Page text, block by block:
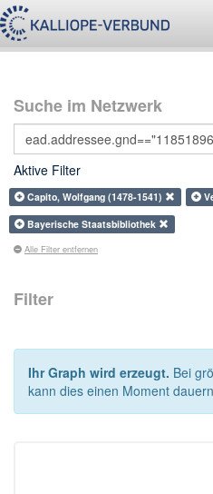
Suche im Netzwerk
Aktive Filter
Capito, Wolfgang (1478-1541)
Bayerische Staatsbibliothek
Alle Filter entfernen
Filter
Ihr Graph wird erzeugt. Bei
kann dies einen Moment